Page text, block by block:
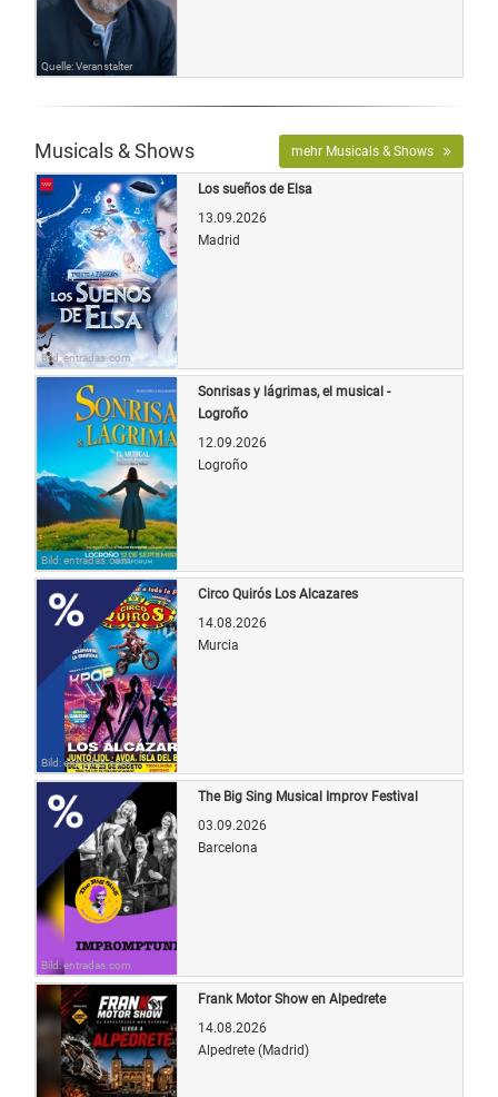
Quelle: Veranstalter
Musicals & Shows mehr Musicals & Shows
Bild: entradas.com
Los sueños de Elsa
13.09.2026
Madrid
Bild: entradas.com
Sonrisas y lágrimas, el musical -
Logroño
12.09.2026
Logroño
Bild: entradas.com
Circo Quirós Los Alcazares
14.08.2026
Murcia
Bild: entradas.com
The Big Sing Musical Improv Festival
03.09.2026
Barcelona
Frank Motor Show en Alpedrete
14.08.2026
Alpedrete (Madrid)